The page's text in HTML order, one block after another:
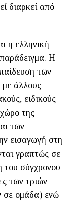
διαρκεί από
η ελληνική
Η
των
άλλους
ειδικούς
της
των
εισαγωγή στη
γραπτώς σε
του σύγχρονου
των τριών
σε ομάδα) ενώ